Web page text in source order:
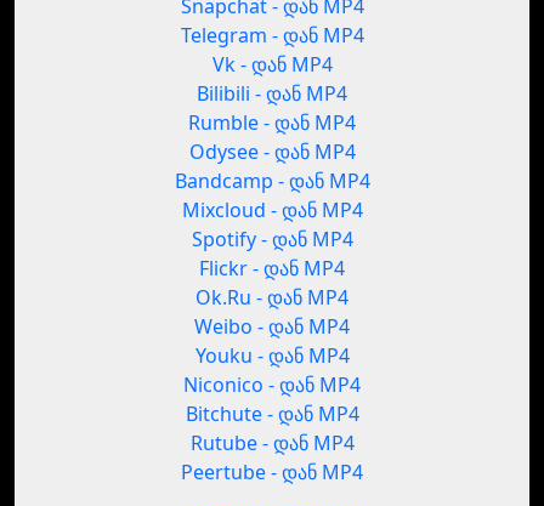
Snapchat - დან MP4
Telegram - დან MP4
Vk - დან MP4
Bilibili - დან MP4
Rumble - დან MP4
Odysee - დან MP4
Bandcamp - დან MP4
Mixcloud - დან MP4
Spotify - დან MP4
Flickr - დან MP4
Ok.Ru - დან MP4
Weibo - დან MP4
Youku - დან MP4
Niconico - დან MP4
Bitchute - დან MP4
Rutube - დან MP4
Peertube - დან MP4